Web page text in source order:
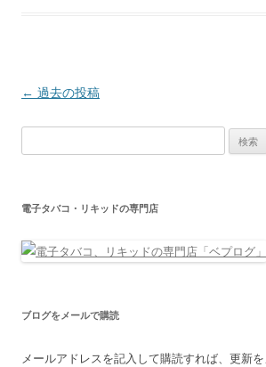
投
ー
シ
ョ
← 過去の投稿
索:
電子タバコ・リキッドの専門店
ブログをメールで購読
メールアドレスを記入して購読すれば、更新